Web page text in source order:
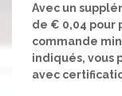
Avec un
de € 0,04 pour
commande
indiqués, vous
avec